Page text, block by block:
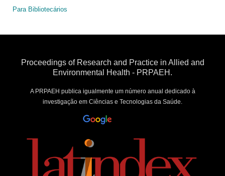
Para Bibliotecários
Proceedings of Research and Practice in Allied and
Environmental Health - PRPAEH.
A PRPAEH publica igualmente um número anual dedicado à
investigação em Ciências e Tecnologias da Saúde.